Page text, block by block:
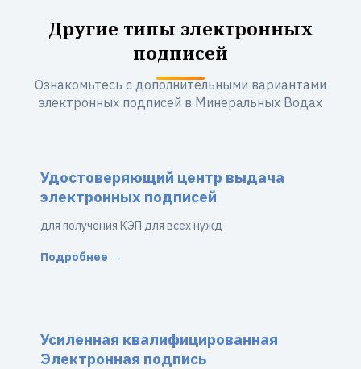
Другие типы электронных
подписей
Ознакомьтесь с дополнительными вариантами
электронных подписей в Минеральных Водах
Удостоверяющий центр выдача
электронных подписей
для получения КЭП для всех нужд
Подробнее →
Усиленная квалифицированная
Электронная подпись